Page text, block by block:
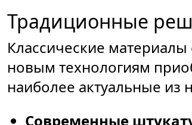
Традиционные
Классические
новым технологиям
наиболее актуальные из
Современные